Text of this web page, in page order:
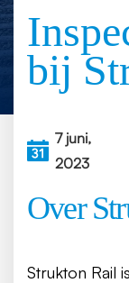
bij
7 juni,
2023
Over
Strukton Rail